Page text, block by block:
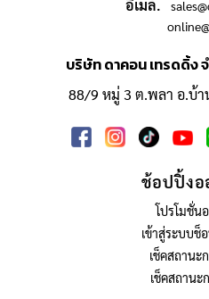
อีเมล์.
บริษัท ดาคอน เทรดดิ้ง
88/9 หมู่ 3 ต.พลา อ.บ้า
ช้อปปิ้งอ
โปรโมชั่น
เข้าสู่ระบบช็
เช็คสถานะ
เช็คสถานะ